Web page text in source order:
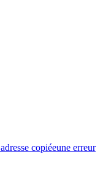
adresse copiéeune erreur